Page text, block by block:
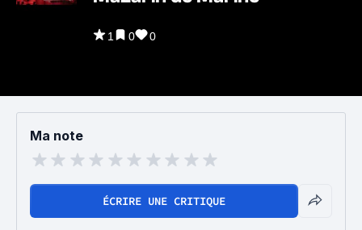
1 0 0
Ma note
ÉCRIRE UNE CRITIQUE